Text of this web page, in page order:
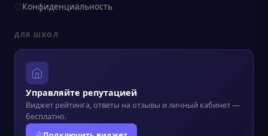
Конфиденциальность
ДЛЯ ШКОЛ
Управляйте репутацией
Виджет рейтинга, ответы на отзывы и личный кабинет —
бесплатно.